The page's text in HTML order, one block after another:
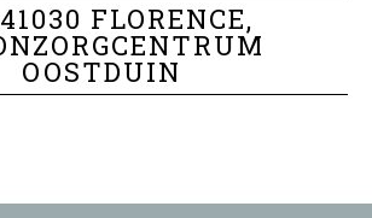
FLORENCE,
OOSTDUIN